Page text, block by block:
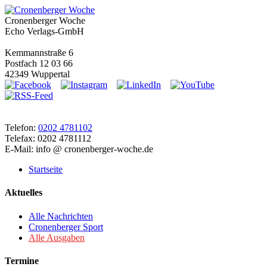
Cronenberger Woche
Echo Verlags-GmbH
Kemmannstraße 6
Postfach 12 03 66
42349 Wuppertal
Telefon: 0202 4781102
Telefax: 0202 4781112
E-Mail: info @ cronenberger-woche.de
Startseite
Aktuelles
Alle Nachrichten
Cronenberger Sport
Alle Ausgaben
Termine